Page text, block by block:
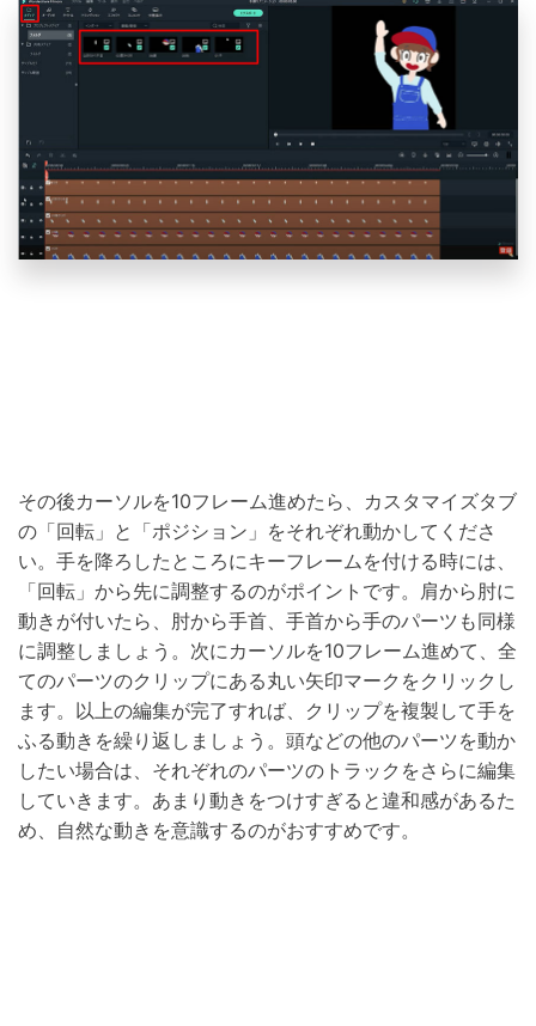
その後カーソルを10フレーム進めたら、カスタマイズタブ
の「回転」と「ポジション」をそれぞれ動かしてくださ
い。手を降ろしたところにキーフレームを付ける時には、
「回転」から先に調整するのがポイントです。肩から肘に
動きが付いたら、肘から手首、手首から手のパーツも同様
に調整しましょう。次にカーソルを10フレーム進めて、全
てのパーツのクリップにある丸い矢印マークをクリックし
ます。以上の編集が完了すれば、クリップを複製して手を
ふる動きを繰り返しましょう。頭などの他のパーツを動か
したい場合は、それぞれのパーツのトラックをさらに編集
していきます。あまり動きをつけすぎると違和感があるた
め、自然な動きを意識するのがおすすめです。